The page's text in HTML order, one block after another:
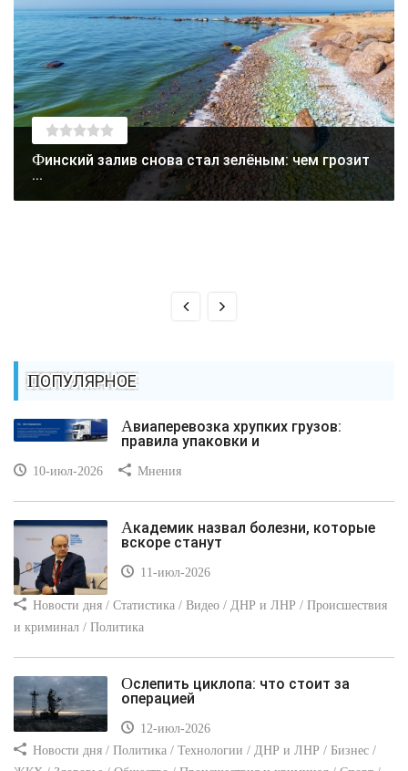
Финский залив снова стал зелёным: чем грозит
...
ПОПУЛЯРНОЕ
Авиаперевозка хрупких грузов:
правила упаковки и
10-июл-2026 Мнения
Академик назвал болезни, которые
вскоре станут
11-июл-2026
Новости дня / Статистика / Видео / ДНР и ЛНР / Происшествия
и криминал / Политика
Ослепить циклопа: что стоит за
операцией
12-июл-2026
Новости дня / Политика / Технологии / ДНР и ЛНР / Бизнес /